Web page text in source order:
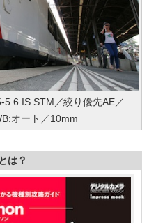
IS STM／絞り優先AE／
オート／10mm
は？